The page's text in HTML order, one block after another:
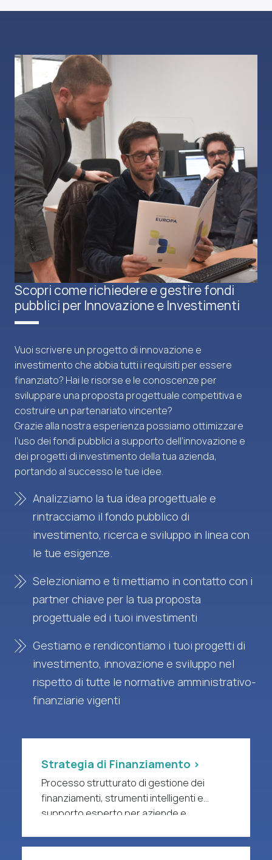
Scopri come richiedere e gestire fondi
pubblici per Innovazione e Investimenti
Vuoi scrivere un progetto di innovazione e
investimento che abbia tutti i requisiti per essere
finanziato? Hai le risorse e le conoscenze per
sviluppare una proposta progettuale competitiva e
costruire un partenariato vincente?
Grazie alla nostra esperienza possiamo ottimizzare
l’uso dei fondi pubblici a supporto dell’innovazione e
dei progetti di investimento della tua azienda,
portando al successo le tue idee.
Analizziamo la tua idea progettuale e
rintracciamo il fondo pubblico di
investimento, ricerca e sviluppo in linea con
le tue esigenze.
Selezioniamo e ti mettiamo in contatto con i
partner chiave per la tua proposta
progettuale ed i tuoi investimenti
Gestiamo e rendicontiamo i tuoi progetti di
investimento, innovazione e sviluppo nel
rispetto di tutte le normative amministrativo-
finanziarie vigenti
Strategia di Finanziamento >
Processo strutturato di gestione dei
finanziamenti, strumenti intelligenti e
supporto esperto per aziende e
di R&S